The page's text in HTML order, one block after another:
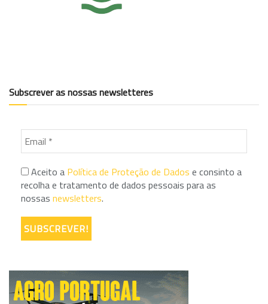
Subscrever as nossas newsletteres
Aceito a Política de Proteção de Dados e consinto a
recolha e tratamento de dados pessoais para as
nossas newsletters.